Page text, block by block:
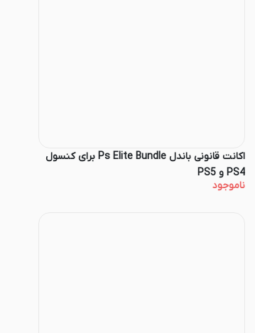
اکانت قانونی باندل Ps Elite Bundle برای کنسول
PS4 و PS5
ناموجود